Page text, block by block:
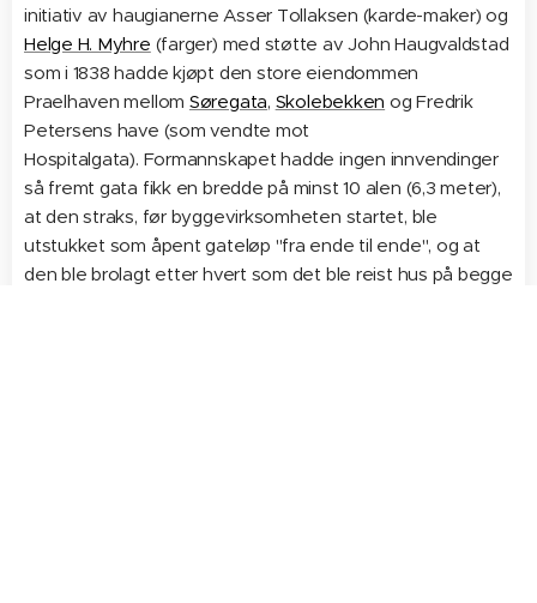
initiativ av haugianerne Asser Tollaksen (karde-maker) og
Helge H. Myhre (farger) med støtte av John Haugvaldstad
som i 1838 hadde kjøpt den store eiendommen
Praelhaven mellom Søregata, Skolebekken og Fredrik
Petersens have (som vendte mot
Hospitalgata). Formannskapet hadde ingen innvendinger
så fremt gata fikk en bredde på minst 10 alen (6,3 meter),
at den straks, før byggevirksomheten startet, ble
utstukket som åpent gateløp "fra ende til ende", og at
den ble brolagt etter hvert som det ble reist hus på begge